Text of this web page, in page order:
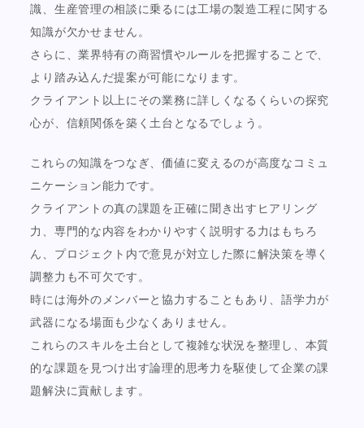
識、生産管理の相談に乗るには工場の製造工程に関する
知識が欠かせません。
さらに、業界特有の商習慣やルールを把握することで、
より踏み込んだ提案が可能になります。
クライアント以上にその業務に詳しくなるくらいの探究
心が、信頼関係を築く土台となるでしょう。
これらの知識をつなぎ、価値に変えるのが高度なコミュ
ニケーション能力です。
クライアントの真の課題を正確に聞き出すヒアリング
力、専門的な内容をわかりやすく説明する力はもちろ
ん、プロジェクト内で意見が対立した際に解決策を導く
調整力も不可欠です。
時には海外のメンバーと協力することもあり、語学力が
武器になる場面も少なくありません。
これらのスキルを土台として複雑な状況を整理し、本質
的な課題を見つけ出す論理的思考力を駆使して企業の課
題解決に貢献します。